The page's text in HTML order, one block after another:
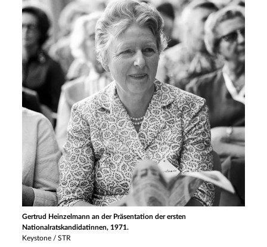
Gertrud Heinzelmann an der Präsentation der ersten
Nationalratskandidatinnen, 1971.
Keystone / STR